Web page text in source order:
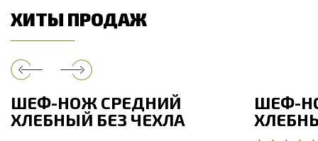
ХИТЫ ПРОДАЖ
ШЕФ-НОЖ СРЕДНИЙ
ХЛЕБНЫЙ БЕЗ ЧЕХЛА
ШЕФ-